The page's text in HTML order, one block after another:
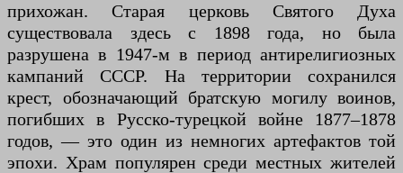
прихожан. Старая церковь Святого Духа
существовала здесь с 1898 года, но была
разрушена в 1947-м в период антирелигиозных
кампаний СССР. На территории сохранился
крест, обозначающий братскую могилу воинов,
погибших в Русско-турецкой войне 1877–1878
годов, — это один из немногих артефактов той
эпохи. Храм популярен среди местных жителей